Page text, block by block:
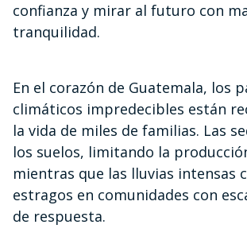
confianza y mirar al futuro con
tranquilidad.
En el corazón de Guatemala, los
climáticos impredecibles están
la vida de miles de familias. Las
los suelos, limitando la
mientras que las lluvias intensas
estragos en comunidades con
de respuesta.